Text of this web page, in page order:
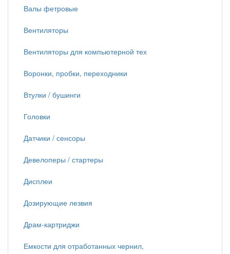
Валы фетровые
Вентиляторы
Вентиляторы для компьютерной тех
Воронки, пробки, переходники
Втулки / бушинги
Головки
Датчики / сенсоры
Девелоперы / стартеры
Дисплеи
Дозирующие лезвия
Драм-картриджи
Емкости для отработанных чернил,